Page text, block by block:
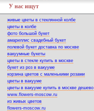
У нас ищут
живые цветы в стеклянной колбе
цветы в колбе
фото большой букет
амариллис свадебный букет
полевой букет доставка по москве
вакуумные букеты
цветы в стекле купить в москве
букет из роз в вакууме
корзина цветов с маленькими розами
цветы в вакууме
цветы в вакууме купить в москве дешево
www.flowers-moscow.ru
из живых цветов
flowers-moscow.ru